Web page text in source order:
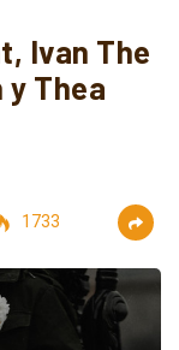
Ivan The
y Thea
1733